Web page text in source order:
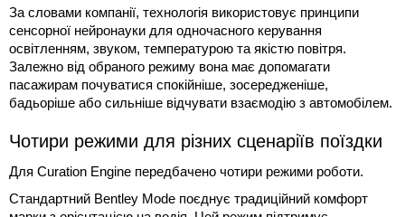
За словами компанії, технологія використовує принципи
сенсорної нейронауки для одночасного керування
освітленням, звуком, температурою та якістю повітря.
Залежно від обраного режиму вона має допомагати
пасажирам почуватися спокійніше, зосередженіше,
бадьоріше або сильніше відчувати взаємодію з автомобілем.
Чотири режими для різних сценаріїв поїздки
Для Curation Engine передбачено чотири режими роботи.
Стандартний Bentley Mode поєднує традиційний комфорт